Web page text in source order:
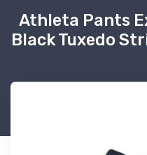
Athleta Pants
Black Tuxedo